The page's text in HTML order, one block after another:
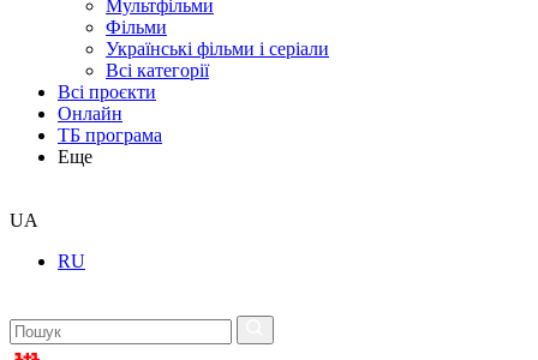
Мультфільми
Фільми
Українські фільми і серіали
Всі категорії
Всі проєкти
Онлайн
ТБ програма
Еще
UA
RU